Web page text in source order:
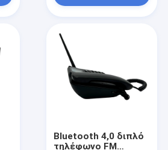
Bluetooth 4,0 διπλό
τηλέφωνο FM